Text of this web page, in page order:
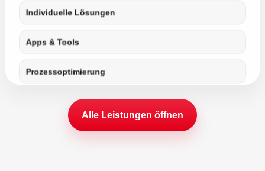
Individuelle Lösungen
Apps & Tools
Prozessoptimierung
Alle Leistungen öffnen